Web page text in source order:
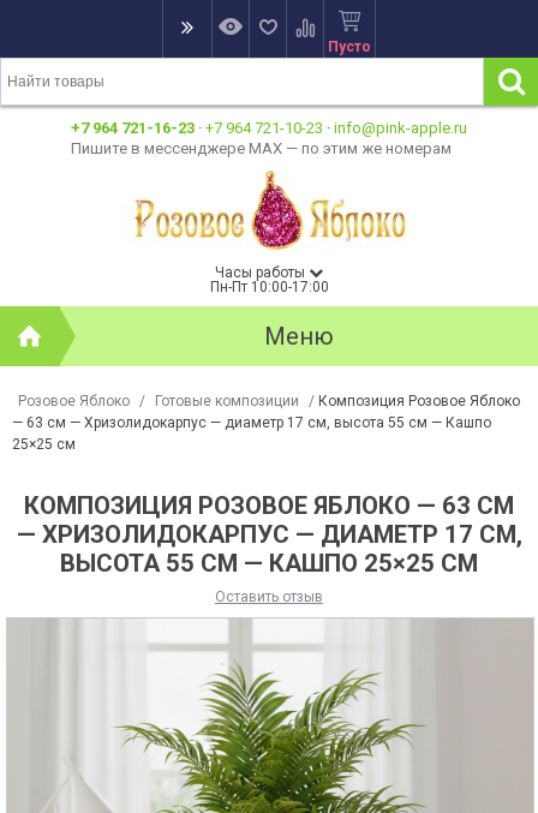
Пусто
+7 964 721-16-23 · +7 964 721-10-23 · info@pink-apple.ru
Пишите в мессенджере MAX — по этим же номерам
Часы работы
Пн-Пт 10:00-17:00
Меню
Розовое Яблоко / Готовые композиции / Композиция Розовое Яблоко
— 63 см — Хризолидокарпус — диаметр 17 см, высота 55 см — Кашпо
25×25 см
КОМПОЗИЦИЯ РОЗОВОЕ ЯБЛОКО — 63 СМ
— ХРИЗОЛИДОКАРПУС — ДИАМЕТР 17 СМ,
ВЫСОТА 55 СМ — КАШПО 25×25 СМ
Оставить отзыв